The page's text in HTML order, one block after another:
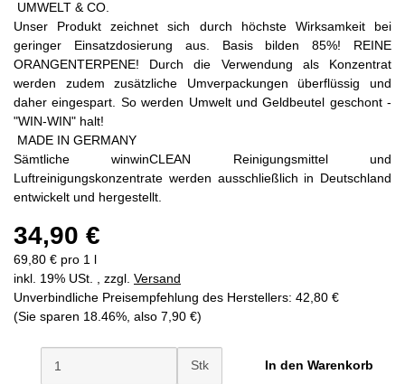
UMWELT & CO.
Unser Produkt zeichnet sich durch höchste Wirksamkeit bei
geringer Einsatzdosierung aus. Basis bilden 85%! REINE
ORANGENTERPENE! Durch die Verwendung als Konzentrat
werden zudem zusätzliche Umverpackungen überflüssig und
daher eingespart. So werden Umwelt und Geldbeutel geschont -
"WIN-WIN" halt!
MADE IN GERMANY
Sämtliche winwinCLEAN Reinigungsmittel und
Luftreinigungskonzentrate werden ausschließlich in Deutschland
entwickelt und hergestellt.
34,90 €
69,80 € pro 1 l
inkl. 19% USt. , zzgl. Versand
Unverbindliche Preisempfehlung des Herstellers: 42,80 €
(Sie sparen 18.46% , also 7,90 €)
Stk In den Warenkorb